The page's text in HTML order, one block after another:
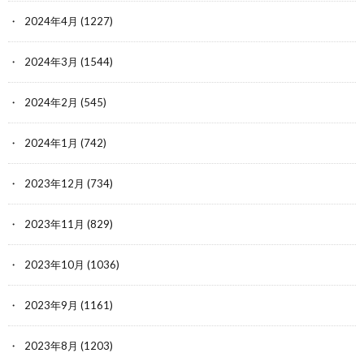
2024年4月 (1227)
2024年3月 (1544)
2024年2月 (545)
2024年1月 (742)
2023年12月 (734)
2023年11月 (829)
2023年10月 (1036)
2023年9月 (1161)
2023年8月 (1203)